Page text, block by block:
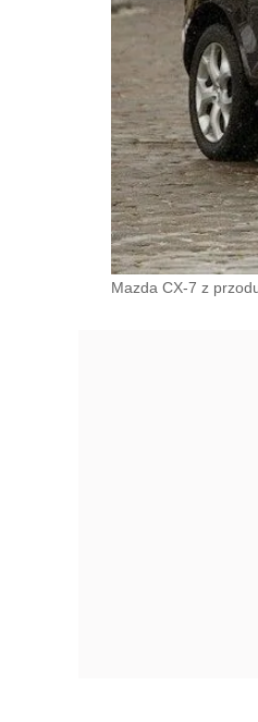
Mazda CX-7 z